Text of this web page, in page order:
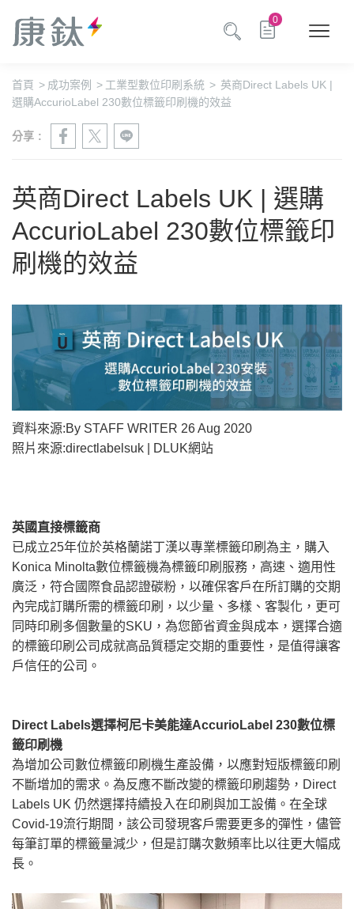
0
首頁 > 成功案例 > 工業型數位印刷系統 > 英商Direct Labels UK |
選購AccurioLabel 230數位標籤印刷機的效益
分享 :
英商Direct Labels UK | 選購
AccurioLabel 230數位標籤印
刷機的效益
資料來源:By STAFF WRITER 26 Aug 2020
照片來源:directlabelsuk | DLUK網站
英國直接標籤商
已成立25年位於英格蘭諾丁漢以專業標籤印刷為主，購入
Konica Minolta數位標籤機為標籤印刷服務，高速、適用性
廣泛，符合國際食品認證碳粉，以確保客戶在所訂購的交期
內完成訂購所需的標籤印刷，以少量、多樣、客製化，更可
同時印刷多個數量的SKU，為您節省資金與成本，選擇合適
的標籤印刷公司成就高品質穩定交期的重要性，是值得讓客
戶信任的公司。
Direct Labels選擇柯尼卡美能達AccurioLabel 230數位標
籤印刷機
為增加公司數位標籤印刷機生產設備，以應對短版標籤印刷
不斷增加的需求。為反應不斷改變的標籤印刷趨勢，Direct
Labels UK 仍然選擇持續投入在印刷與加工設備。在全球
Covid-19流行期間，該公司發現客戶需要更多的彈性，儘管
每筆訂單的標籤量減少，但是訂購次數頻率比以往更大幅成
長。